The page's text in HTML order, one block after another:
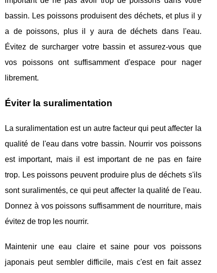
bassin. Les poissons produisent des déchets, et plus il y
a de poissons, plus il y aura de déchets dans l'eau.
Évitez de surcharger votre bassin et assurez-vous que
vos poissons ont suffisamment d'espace pour nager
librement.
Éviter la suralimentation
La suralimentation est un autre facteur qui peut affecter la
qualité de l'eau dans votre bassin. Nourrir vos poissons
est important, mais il est important de ne pas en faire
trop. Les poissons peuvent produire plus de déchets s'ils
sont suralimentés, ce qui peut affecter la qualité de l'eau.
Donnez à vos poissons suffisamment de nourriture, mais
évitez de trop les nourrir.
Maintenir une eau claire et saine pour vos poissons
japonais peut sembler difficile, mais c'est en fait assez